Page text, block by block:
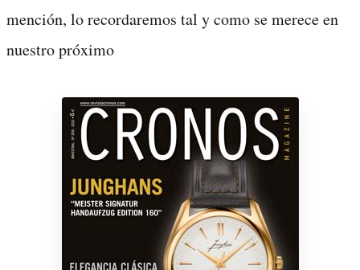
mención, lo recordaremos tal y como se merece en
nuestro próximo